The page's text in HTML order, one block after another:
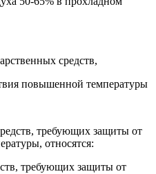
средств,
повышенной температуры
требующих защиты от
относятся:
требующих защиты от